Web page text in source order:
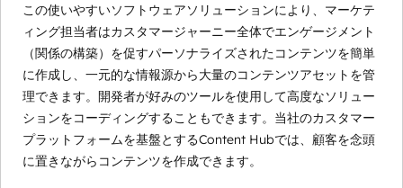
この使いやすいソフトウェアソリューションにより、マーケテ
ィング担当者はカスタマージャーニー全体でエンゲージメント
（関係の構築）を促すパーソナライズされたコンテンツを簡単
に作成し、一元的な情報源から大量のコンテンツアセットを管
理できます。開発者が好みのツールを使用して高度なソリュー
ションをコーディングすることもできます。当社のカスタマー
プラットフォームを基盤とするContent Hubでは、顧客を念頭
に置きながらコンテンツを作成できます。